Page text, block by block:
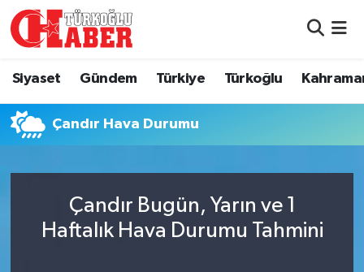
Siyaset Gündem Türkiye Türkoğlu
Çandır Hava Durumu
Çandır Bugün, Yarın ve 1
Haftalık Hava Durumu Tahmini
Gündem
Türkiye
Kahramanmaraş
Hava Durumu
Namaz Vakitleri
Süper Lig Puan Durumu ve Fikstür